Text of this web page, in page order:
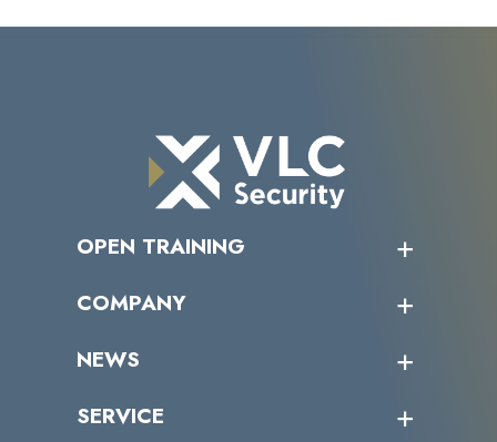
OPEN TRAINING
受講者の声
COMPANY
トップメッセージ
ミッション／ビジョン
NEWS
サイバーニュース
SERVICE